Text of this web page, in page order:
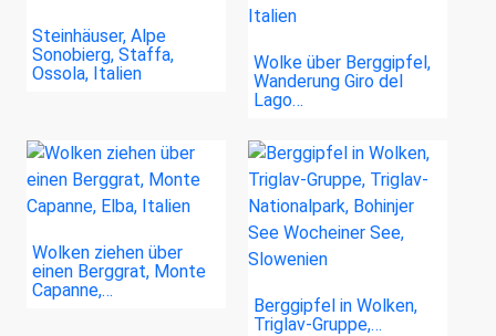
Steinhäuser, Alpe
Sonobierg, Staffa,
Ossola, Italien
Wolke über Berggipfel,
Wanderung Giro del
Lago…
Wolken ziehen über
einen Berggrat, Monte
Capanne,…
Berggipfel in Wolken,
Triglav-Gruppe,…